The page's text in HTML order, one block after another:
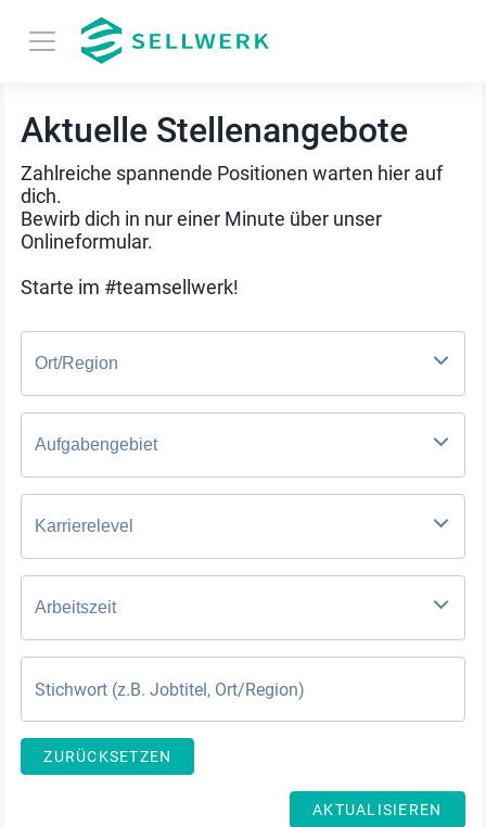
Aktuelle Stellenangebote
Zahlreiche spannende Positionen warten hier auf
dich.
Bewirb dich in nur einer Minute über unser
Onlineformular.
Starte im #teamsellwerk!
Ort/Region
Aufgabengebiet
Karrierelevel
Arbeitszeit
ZURÜCKSETZEN
AKTUALISIEREN